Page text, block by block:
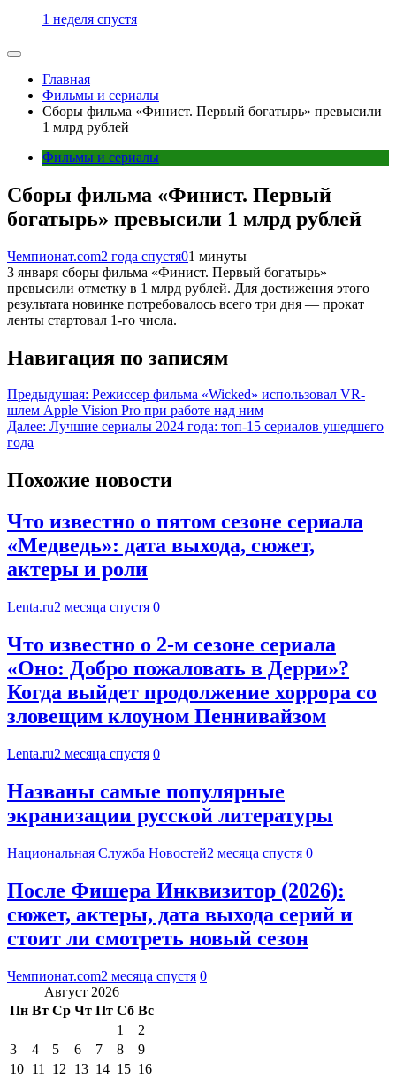
1 неделя спустя
Главная
Фильмы и сериалы
Сборы фильма «Финист. Первый богатырь» превысили
1 млрд рублей
Фильмы и сериалы
Сборы фильма «Финист. Первый
богатырь» превысили 1 млрд рублей
Чемпионат.com2 года спустя01 минуты
3 января сборы фильма «Финист. Первый богатырь»
превысили отметку в 1 млрд рублей. Для достижения этого
результата новинке потребовалось всего три дня — прокат
ленты стартовал 1-го числа.
Навигация по записям
Предыдущая: Режиссер фильма «Wicked» использовал VR-
шлем Apple Vision Pro при работе над ним
Далее: Лучшие сериалы 2024 года: топ-15 сериалов ушедшего
года
Похожие новости
Что известно о пятом сезоне сериала
«Медведь»: дата выхода, сюжет,
актеры и роли
Lenta.ru2 месяца спустя 0
Что известно о 2-м сезоне сериала
«Оно: Добро пожаловать в Дерри»?
Когда выйдет продолжение хоррора со
зловещим клоуном Пеннивайзом
Lenta.ru2 месяца спустя 0
Названы самые популярные
экранизации русской литературы
Национальная Служба Новостей2 месяца спустя 0
После Фишера Инквизитор (2026):
сюжет, актеры, дата выхода серий и
стоит ли смотреть новый сезон
Чемпионат.com2 месяца спустя 0
Август 2026
Пн Вт Ср Чт Пт Сб Вс
1
2
3
4 5 6 7 8
9
10 11 12 13 14 15 16